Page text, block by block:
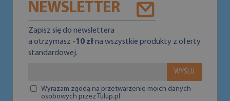
NEWSLETTER
Zapisz się do newslettera
a otrzymasz -10 złna wszystkie produkty z oferty
standardowej.
WYŚLIJ
Wyrażam zgodą na przetwarzenie moich danych
osobowych przez Tulup.pl